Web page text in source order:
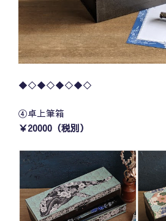
◆◇◆◇◆◇◆◇
④卓上筆箱
￥20000（税別）